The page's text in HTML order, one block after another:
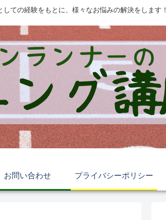
ての経験をもとに、様々なお悩みの解決をします！
お問い合わせ プライバシーポリシー